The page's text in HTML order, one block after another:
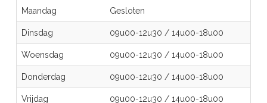
Maandag Gesloten
Dinsdag 09u00-12u30 /14u00-18u00
Woensdag 09u00-12u30 /14u00-18u00
Donderdag 09u00-12u30 /14u00-18u00
Vrijdag 09u00-12u30 /14u00-18u00